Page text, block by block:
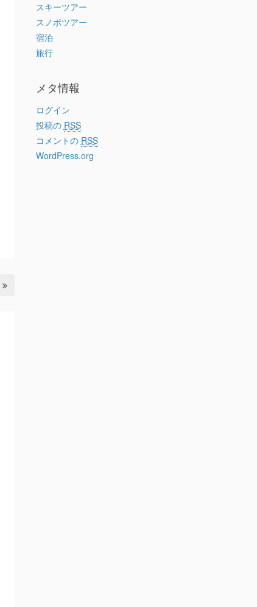
スキーツアー
スノボツアー
宿泊
旅行
メタ情報
ログイン
投稿の RSS
コメントの RSS
WordPress.org